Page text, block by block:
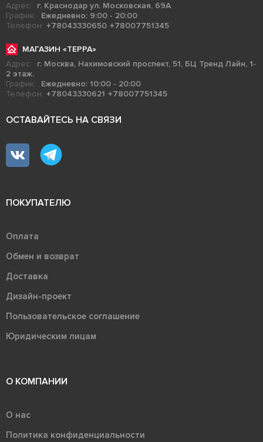
Адрес:
г. Краснодар ул. Московская, 69А
График:
Ежедневно: 9:00 - 20:00
Телефон: +78043330650 +78007751345
МАГАЗИН «ТЕРРА»
Адрес:
г. Москва, Нахимовский проспект, 51, БЦ Тренд Лайн, 1-
2 этаж.
График:
Ежедневно: 10:00 - 20:00
Телефон: +78043330621 +78007751345
ОСТАВАЙТЕСЬ НА СВЯЗИ
ПОКУПАТЕЛЮ
Оплата
Обмен и возврат
Доставка
Дизайн-проект
Пользовательское соглашение
Юридическим лицам
О КОМПАНИИ
О нас
Политика конфиденциальности